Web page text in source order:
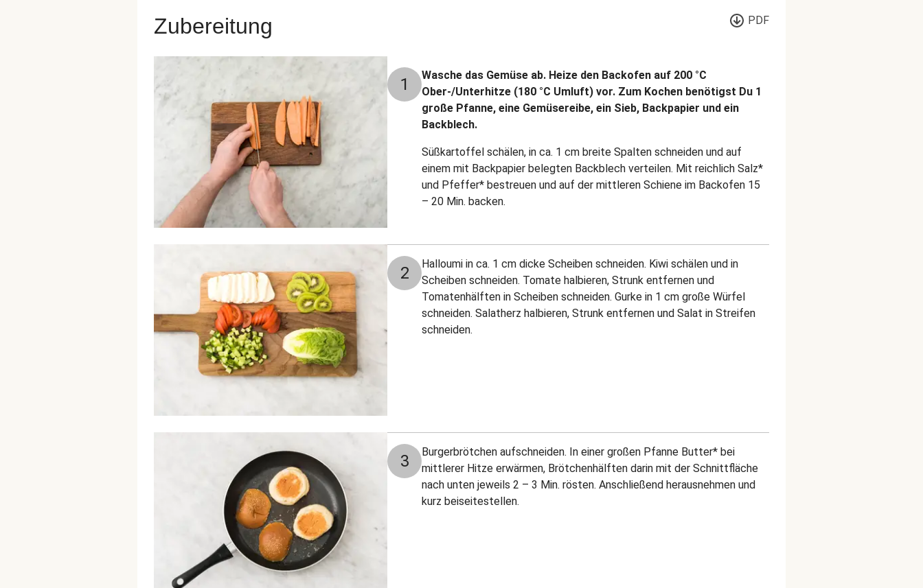
Zubereitung PDF
1
Wasche das Gemüse ab. Heize den Backofen auf 200 °C
Ober-/Unterhitze (180 °C Umluft) vor. Zum Kochen benötigst Du 1
große Pfanne, eine Gemüsereibe, ein Sieb, Backpapier und ein
Backblech.
Süßkartoffel schälen, in ca. 1 cm breite Spalten schneiden und auf
einem mit Backpapier belegten Backblech verteilen. Mit reichlich Salz*
und Pfeffer* bestreuen und auf der mittleren Schiene im Backofen 15
– 20 Min. backen.
2
Halloumi in ca. 1 cm dicke Scheiben schneiden. Kiwi schälen und in
Scheiben schneiden. Tomate halbieren, Strunk entfernen und
Tomatenhälften in Scheiben schneiden. Gurke in 1 cm große Würfel
schneiden. Salatherz halbieren, Strunk entfernen und Salat in Streifen
schneiden.
3
Burgerbrötchen aufschneiden. In einer großen Pfanne Butter* bei
mittlerer Hitze erwärmen, Brötchenhälften darin mit der Schnittfläche
nach unten jeweils 2 – 3 Min. rösten. Anschließend herausnehmen und
kurz beiseitestellen.